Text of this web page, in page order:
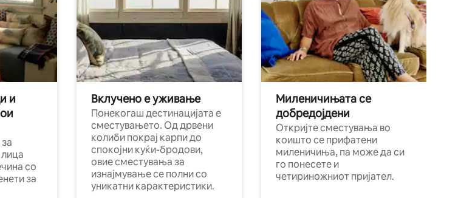
и
со
за
Вклучено е уживање
Понекогаш дестинацијата е
сместувањето. Од дрвени
колиби покрај карпи до
спокојни куќи-бродови,
овие сместувања за
изнајмување се полни со
уникатни карактеристики.
Миленичињата се
добредојдени
Откријте сместувања во
коишто се прифатени
миленичиња, па може да си
го понесете и
четириножниот пријател.